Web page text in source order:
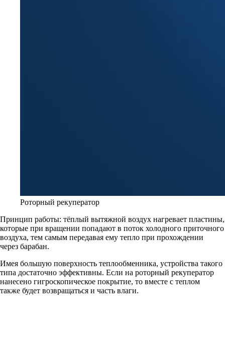
Роторный рекуператор
Принцип работы: тёплый вытяжной воздух нагревает пластины,
которые при вращении попадают в поток холодного приточного
воздуха, тем самым передавая ему тепло при прохождении
через барабан.
Имея большую поверхность теплообменника, устройства такого
типа достаточно эффективны. Если на роторный рекуператор
нанесено гигроскопическое покрытие, то вместе с теплом
также будет возвращаться и часть влаги.